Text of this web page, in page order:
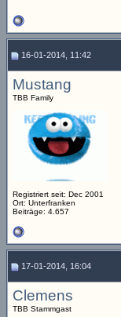
16-01-2014, 11:42
Mustang
TBB Family
Registriert seit: Dec 2001
Ort: Unterfranken
Beiträge: 4.657
17-01-2014, 16:04
Clemens
TBB Stammgast